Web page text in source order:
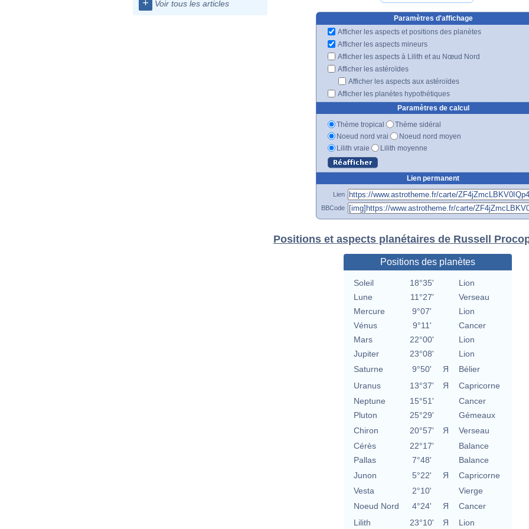
+ Voir tous les articles
Paramètres d'affichage
Afficher les aspects et positions des planètes
Afficher les aspects mineurs
Afficher les aspects à Lilith et au Nœud Nord
Afficher les astéroïdes
Afficher les aspects aux astéroïdes
Afficher les planètes hypothétiques
Paramètres de calcul
Thème tropical
Thème sidéral
Noeud nord vrai
Noeud nord moyen
Lilith vraie
Lilith moyenne
Lien permanent
Lien
BBCode
Positions et aspects planétaires de Russell
Positions des planètes
Soleil 18°35'
Lion
Lune
11°27'
Verseau
Mercure
9°07'
Lion
Vénus
9°11'
Cancer
Mars
22°00'
Lion
Jupiter
23°08'
Lion
Saturne
9°50' Я
Bélier
Uranus
13°37' Я
Capricorne
Neptune
15°51'
Cancer
Pluton
25°29'
Gémeaux
Chiron
20°57' Я
Verseau
Cérès
22°17'
Balance
Pallas
7°48'
Balance
Junon
5°22' Я
Capricorne
Vesta
2°10'
Vierge
Noeud Nord
4°24' Я
Cancer
Lilith
23°10' Я Lion